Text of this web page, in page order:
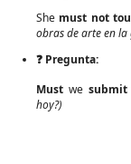
She must not
obras de arte en la
❓ Pregunta:
Must wesubmit
hoy?)